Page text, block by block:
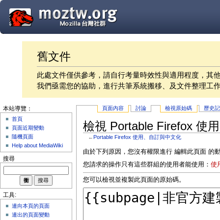
舊文件
此處文件僅供參考，請自行考量時效性與適用程度，其
我們亟需您的協助，進行共筆系統搬移、及文件整理工
頁面內容 討論 檢視原始碼 歷史
檢視 Portable Firefox 使
← Portable Firefox 使用、自訂與中文化
由於下列原因，您沒有權限進行 編輯此頁面 的
您請求的操作只有這些群組的使用者能使用： 使
您可以檢視並複製此頁面的原始碼。
本站導覽：
首頁
頁面近期變動
隨機頁面
Help about MediaWiki
搜尋
工具:
連向本頁的頁面
連出的頁面變動